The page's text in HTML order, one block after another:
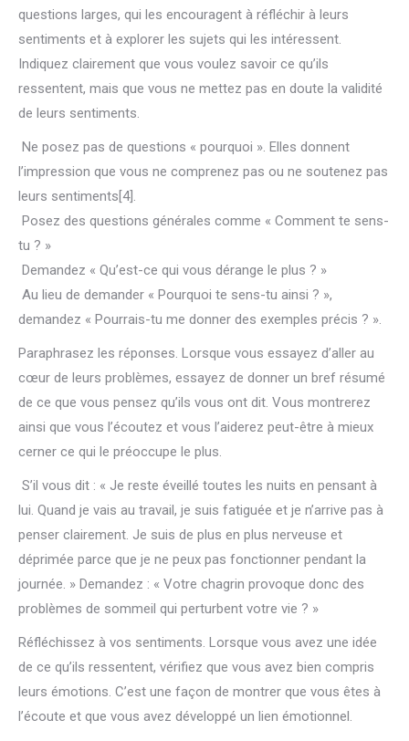
questions larges, qui les encouragent à réfléchir à leurs
sentiments et à explorer les sujets qui les intéressent.
Indiquez clairement que vous voulez savoir ce qu’ils
ressentent, mais que vous ne mettez pas en doute la validité
de leurs sentiments.
Ne posez pas de questions « pourquoi ». Elles donnent
l’impression que vous ne comprenez pas ou ne soutenez pas
leurs sentiments[4].
Posez des questions générales comme « Comment te sens-
tu ? »
Demandez « Qu’est-ce qui vous dérange le plus ? »
Au lieu de demander « Pourquoi te sens-tu ainsi ? »,
demandez « Pourrais-tu me donner des exemples précis ? ».
Paraphrasez les réponses. Lorsque vous essayez d’aller au
cœur de leurs problèmes, essayez de donner un bref résumé
de ce que vous pensez qu’ils vous ont dit. Vous montrerez
ainsi que vous l’écoutez et vous l’aiderez peut-être à mieux
cerner ce qui le préoccupe le plus.
S’il vous dit : « Je reste éveillé toutes les nuits en pensant à
lui. Quand je vais au travail, je suis fatiguée et je n’arrive pas à
penser clairement. Je suis de plus en plus nerveuse et
déprimée parce que je ne peux pas fonctionner pendant la
journée. » Demandez : « Votre chagrin provoque donc des
problèmes de sommeil qui perturbent votre vie ? »
Réfléchissez à vos sentiments. Lorsque vous avez une idée
de ce qu’ils ressentent, vérifiez que vous avez bien compris
leurs émotions. C’est une façon de montrer que vous êtes à
l’écoute et que vous avez développé un lien émotionnel.